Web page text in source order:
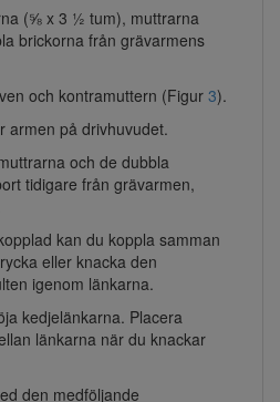
(⅝ x 3 ½ tum), muttrarna
brickorna från grävarmens
och kontramuttern (Figur 3).
armen på drivhuvudet.
och de dubbla
tidigare från grävarmen,
kan du koppla samman
eller knacka den
igenom länkarna.
kedjelänkarna. Placera
länkarna när du knackar
den medföljande